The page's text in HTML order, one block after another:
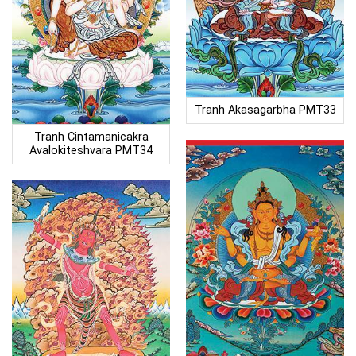
Tranh Akasagarbha PMT33
Tranh Cintamanicakra
Avalokiteshvara PMT34